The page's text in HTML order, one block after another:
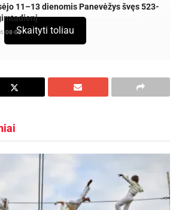
11–13 dienomis Panevėžys švęs 523-
08-06
(Pilėnų pagrindinėje
Dobkevičiaus progimnazijoje,
gimnazijoje, VDU „Atžalyno“
Veršvų vidurinėje mokykloje)
„Folkloro laboratorijos“, kurių
lektoriai moksleiviams pristato
instrumentus: molinukus, ubiką,
Skaityti toliau